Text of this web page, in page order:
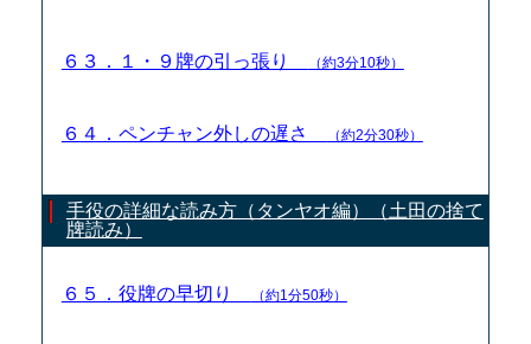
６３．１・９牌の引っ張り （約3分10秒）
６４．ペンチャン外しの遅さ （約2分30秒）
手役の詳細な読み方（タンヤオ編）（土田の捨て
牌読み）
６５．役牌の早切り （約1分50秒）